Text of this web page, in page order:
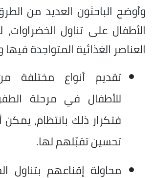
وأوضح الباحثون العديد من
الأطفال على تناول
العناصر الغذائية المتواجدة
تقديم أنواع مختلفة
للأطفال في مرحلة
فتكرار ذلك بانتظام،
تحسين تقبّلهم لها.
محاولة إقناعهم بتناول